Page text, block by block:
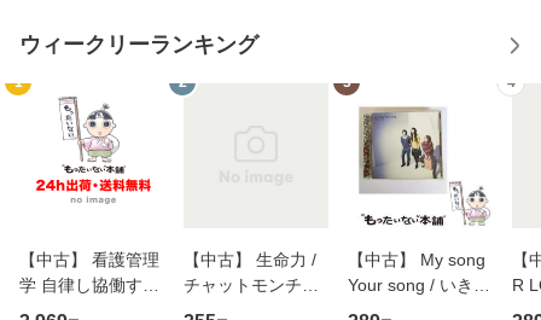
ウィークリーランキング
1
【中古】 看護管理
学 自律し協働する
専門職の看護マネ
2
【中古】 生命力 /
チャットモンチー /
キューンレコード
3
【中古】 My song
Your song / いきも
のがかり / [CD]
4
【
R
産